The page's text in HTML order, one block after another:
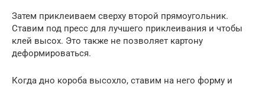
Затем приклеиваем сверху второй прямоугольник.
Ставим под пресс для лучшего приклеивания и чтобы
клей высох. Это также не позволяет картону
деформироваться.
Когда дно короба высохло, ставим на него форму и